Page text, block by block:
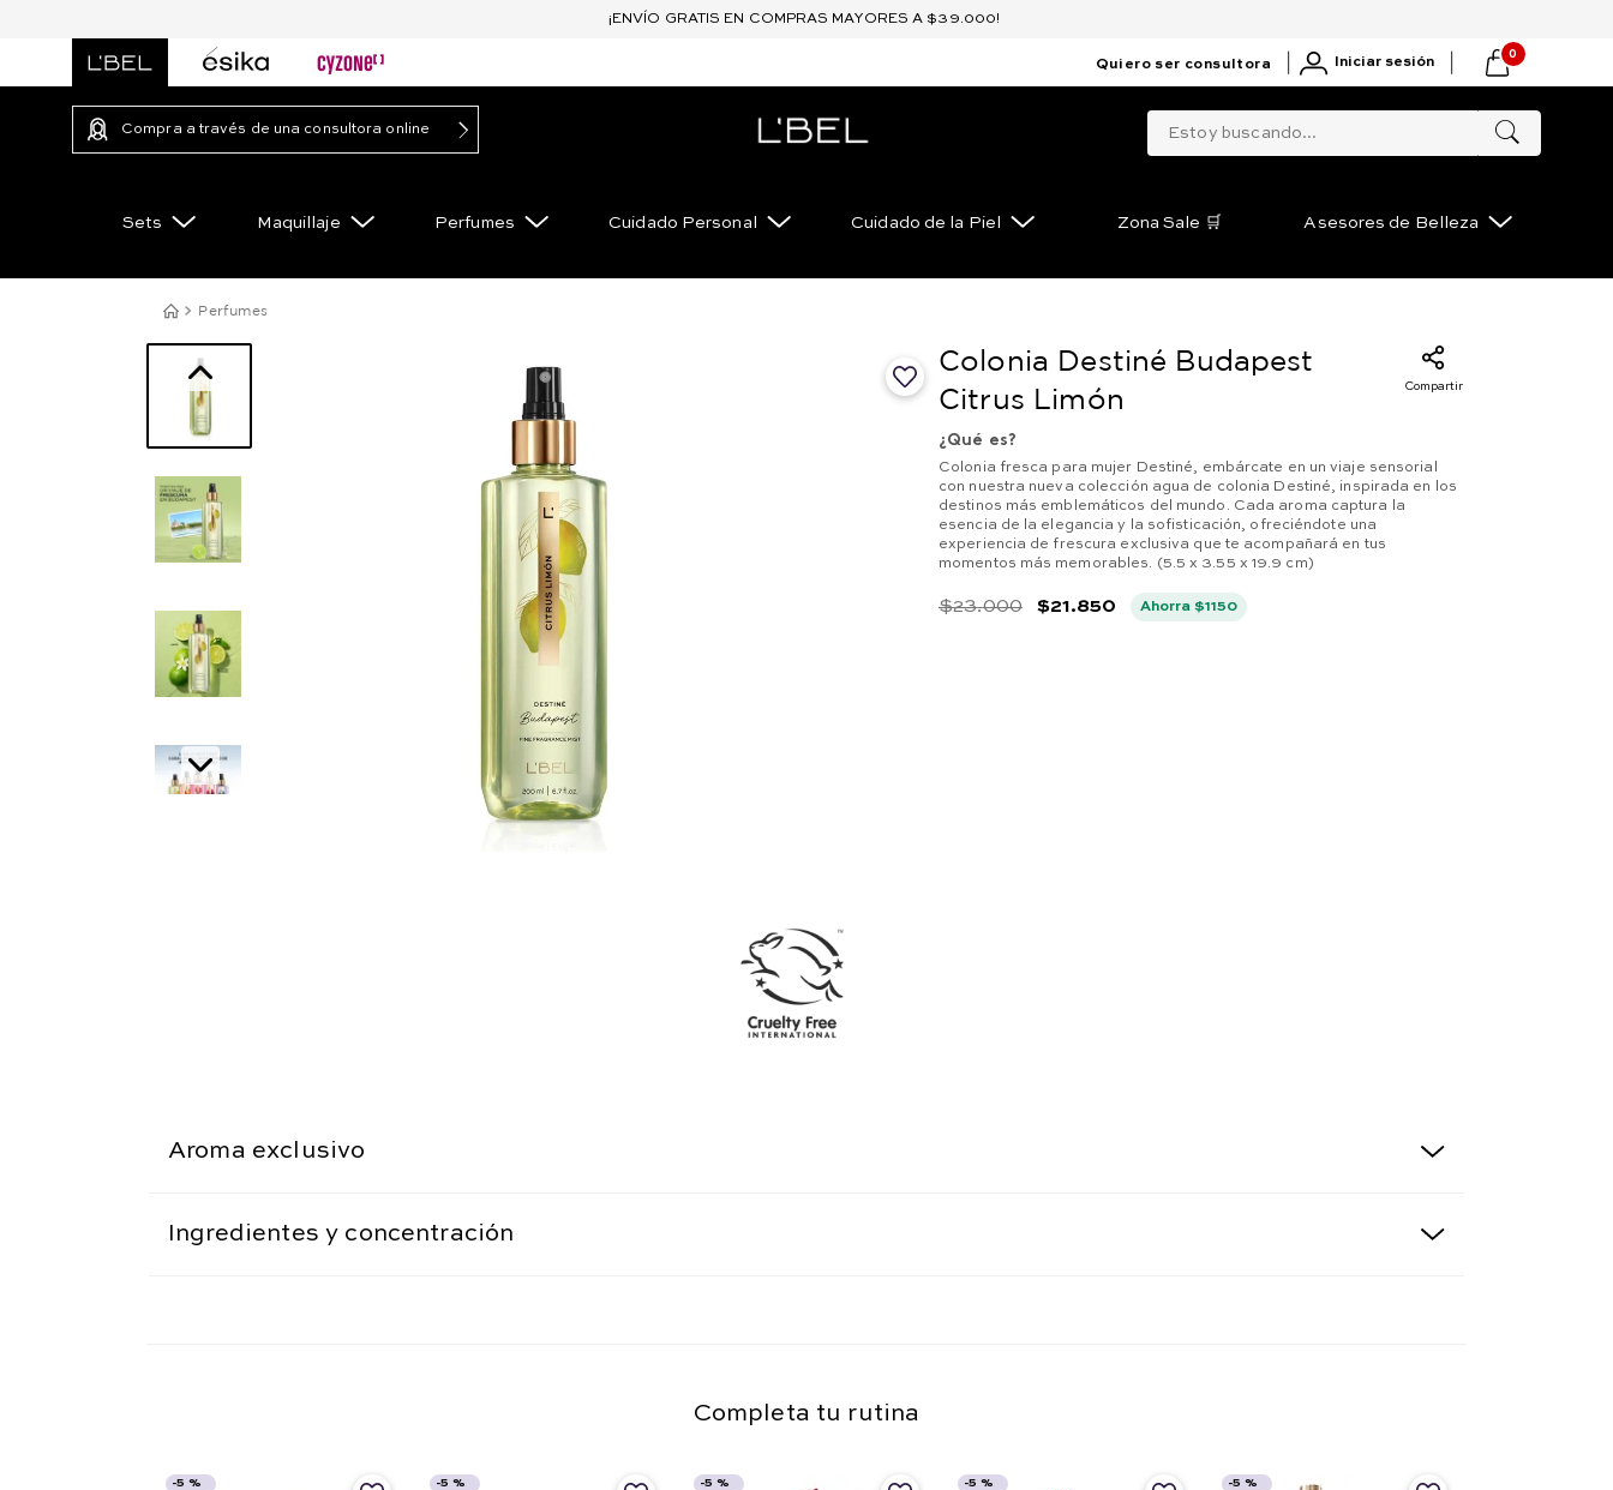
Quiero ser consultora Iniciar sesión
0
Compra a través de una consultora online
Estoy buscando...
Sets Maquillaje Perfumes Cuidado Personal Cuidado de la Piel Zona Sale 🛒 Asesores de Belleza
¡ENVÍO GRATIS EN COMPRAS MAYORES A $39.000!
Perfumes
Colonia Destiné Budapest
Citrus Limón
Compartir
¿Qué es?
Colonia fresca para mujer Destiné, embárcate en un viaje sensorial
con nuestra nueva colección agua de colonia Destiné, inspirada en los
destinos más emblemáticos del mundo. Cada aroma captura la
esencia de la elegancia y la sofisticación, ofreciéndote una
experiencia de frescura exclusiva que te acompañará en tus
momentos más memorables. (5.5 x 3.55 x 19.9 cm)
$23.000 $21.850 Ahorra$1150
Aroma exclusivo
Ingredientes y concentración
Completa tu rutina
-5 %
-5 % -5 % -5 %
-5 %